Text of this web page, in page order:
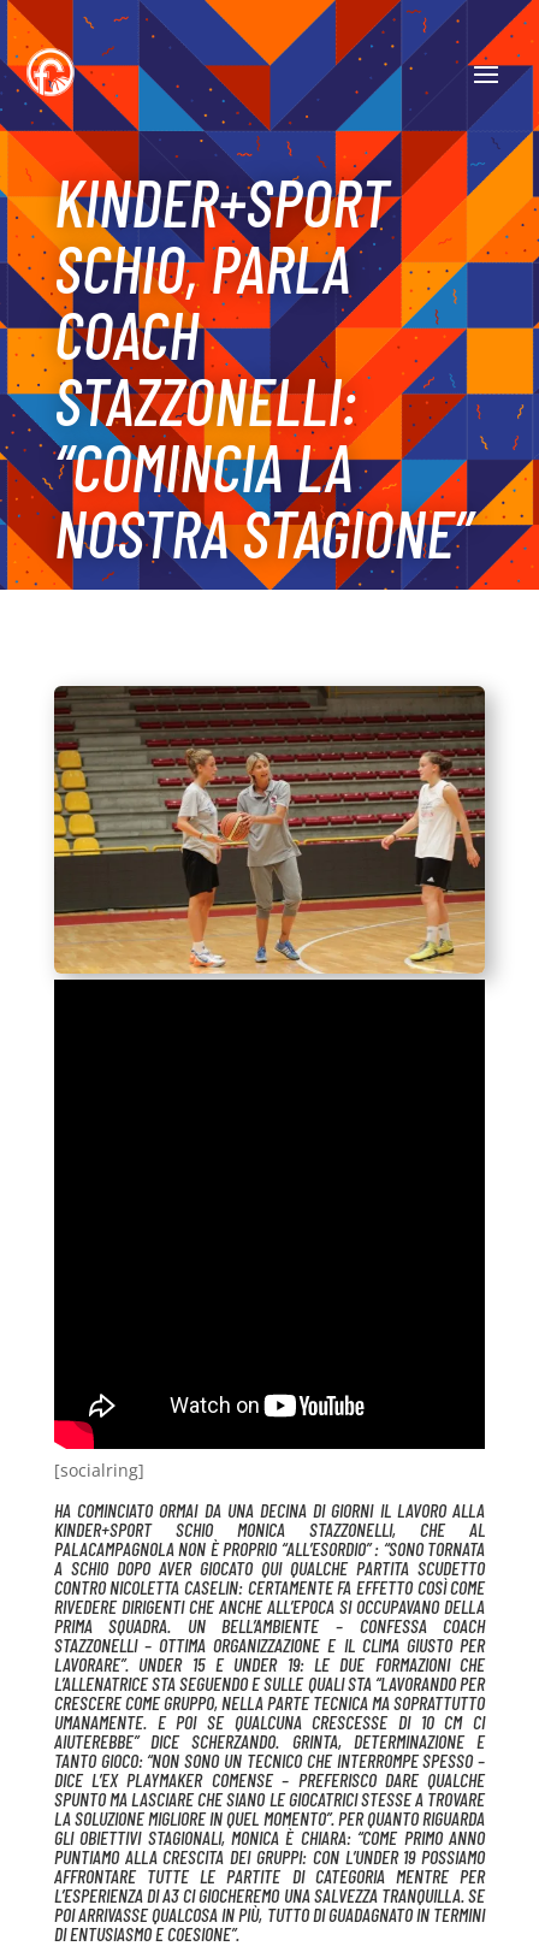
KINDER+SPORT
SCHIO, PARLA
COACH
STAZZONELLI:
“COMINCIA LA
NOSTRA STAGIONE”
[socialring]
HA COMINCIATO ORMAI DA UNA DECINA DI GIORNI IL LAVORO ALLA
KINDER+SPORT SCHIO MONICA STAZZONELLI, CHE AL
PALACAMPAGNOLA NON È PROPRIO “ALL’ESORDIO” : “SONO TORNATA
A SCHIO DOPO AVER GIOCATO QUI QUALCHE PARTITA SCUDETTO
CONTRO NICOLETTA CASELIN: CERTAMENTE FA EFFETTO COSÌ COME
RIVEDERE DIRIGENTI CHE ANCHE ALL’EPOCA SI OCCUPAVANO DELLA
PRIMA SQUADRA. UN BELL’AMBIENTE – CONFESSA COACH
STAZZONELLI – OTTIMA ORGANIZZAZIONE E IL CLIMA GIUSTO PER
LAVORARE”. UNDER 15 E UNDER 19: LE DUE FORMAZIONI CHE
L’ALLENATRICE STA SEGUENDO E SULLE QUALI STA “LAVORANDO PER
CRESCERE COME GRUPPO, NELLA PARTE TECNICA MA SOPRATTUTTO
UMANAMENTE. E POI SE QUALCUNA CRESCESSE DI 10 CM CI
AIUTEREBBE” DICE SCHERZANDO. GRINTA, DETERMINAZIONE E
TANTO GIOCO: “NON SONO UN TECNICO CHE INTERROMPE SPESSO –
DICE L’EX PLAYMAKER COMENSE – PREFERISCO DARE QUALCHE
SPUNTO MA LASCIARE CHE SIANO LE GIOCATRICI STESSE A TROVARE
LA SOLUZIONE MIGLIORE IN QUEL MOMENTO”. PER QUANTO RIGUARDA
GLI OBIETTIVI STAGIONALI, MONICA È CHIARA: “COME PRIMO ANNO
PUNTIAMO ALLA CRESCITA DEI GRUPPI: CON L’UNDER 19 POSSIAMO
AFFRONTARE TUTTE LE PARTITE DI CATEGORIA MENTRE PER
L’ESPERIENZA DI A3 CI GIOCHEREMO UNA SALVEZZA TRANQUILLA. SE
POI ARRIVASSE QUALCOSA IN PIÙ, TUTTO DI GUADAGNATO IN TERMINI
DI ENTUSIASMO E COESIONE”.